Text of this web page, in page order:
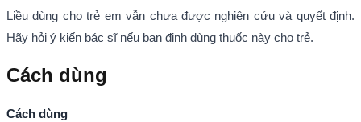
Liều dùng cho trẻ em vẫn chưa được nghiên cứu và quyết định.
Hãy hỏi ý kiến bác sĩ nếu bạn định dùng thuốc này cho trẻ.
Cách dùng
Cách dùng